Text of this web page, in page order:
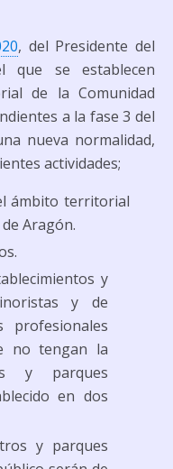
, del Presidente del
que se establecen
de la Comunidad
a la fase 3 del
nueva normalidad,
actividades;
ámbito territorial
Aragón.
y
y de
profesionales
no tengan la
y parques
en dos
y parques